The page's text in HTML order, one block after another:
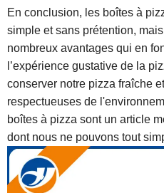
En conclusion, les boîtes à
simple et sans prétention,
nombreux avantages qui en
l’expérience gustative de la
conserver notre pizza fraîche
respectueuses de
boîtes à pizza sont un article
dont nous ne pouvons tout